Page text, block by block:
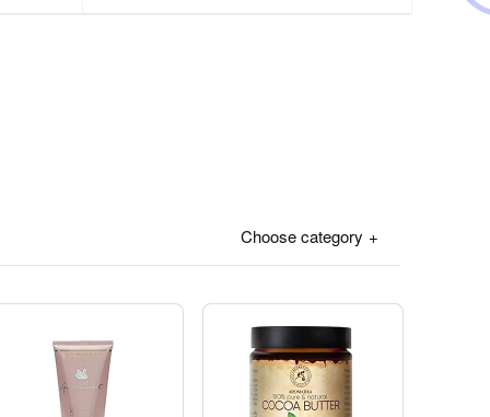
Choose category